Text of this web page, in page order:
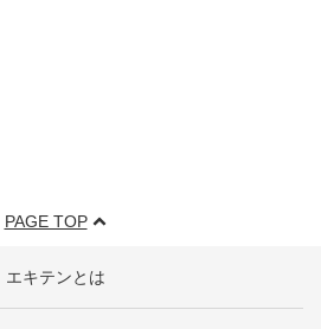
PAGE TOP
エキテンとは